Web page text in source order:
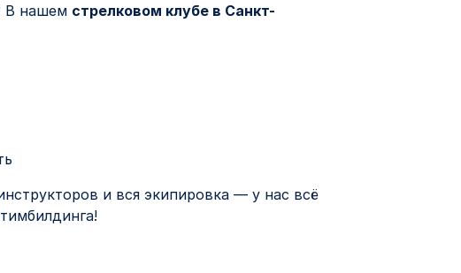
В нашем стрелковом клубе в Санкт-
и вся экипировка — у нас всё